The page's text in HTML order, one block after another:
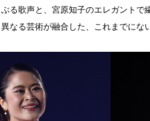
る歌声と、宮原知子のエレガント
なる芸術が融合した、これまでにな